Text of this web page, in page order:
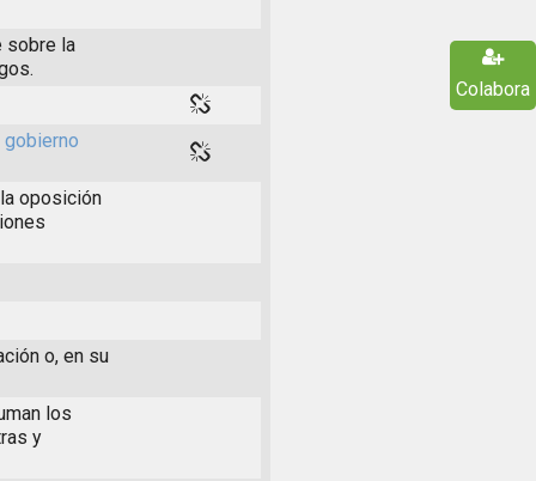
sobre la
oposición
o, en su
los
y
Colabora